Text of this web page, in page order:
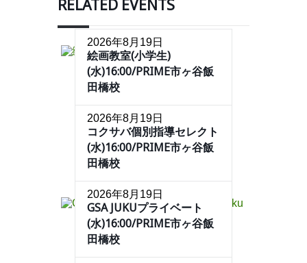
RELATED EVENTS
2026年8月19日
絵画教室(小学生)
(水)16:00/PRIME市ヶ谷飯
田橋校
2026年8月19日
コクサバ個別指導セレクト
(水)16:00/PRIME市ヶ谷飯
田橋校
2026年8月19日
GSA JUKUプライベート
(水)16:00/PRIME市ヶ谷飯
田橋校